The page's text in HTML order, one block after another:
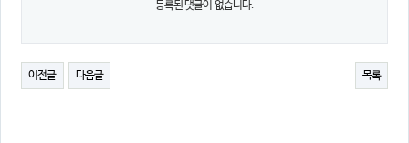
등록된 댓글이 없습니다.
이전글 다음글 목록